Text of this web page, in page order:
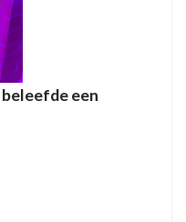
beleefde een